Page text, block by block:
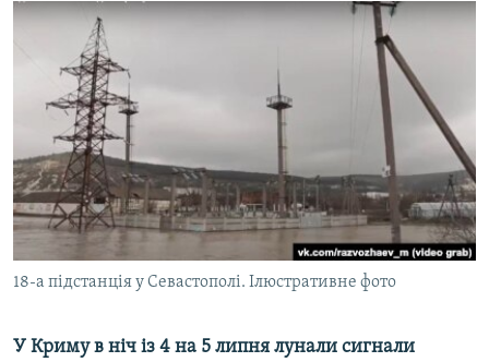
ВСЕ ЗА ДЕНЬ
СПЕЦПРОЕКТИ
ДЕПОРТАЦІЯ
ВІДЕОУРОКИ «ELIFBE»
СВІДЧЕННЯ ОКУПАЦІЇ
УКРАЇНСЬКА ПРОБЛЕМА КРИМУ
ІНФОГРАФІКА
ЯК ОБІЙТИ БЛОКУВАННЯ
Русский
Qırımtatar
ДОЛУЧАЙСЯ!
Усі сайти RFE/RL
18-а підстанція у Севастополі. Ілюстративне фото
У Криму в ніч із 4 на 5 липня лунали сигнали